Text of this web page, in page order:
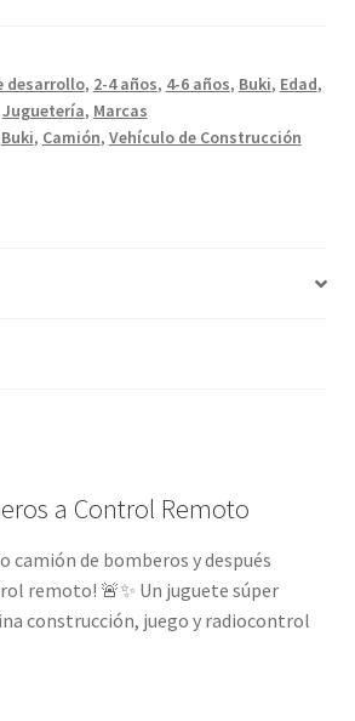
desarrollo, 2-4 años, 4-6 años, Buki, Edad,
Juguetería, Marcas
Buki, Camión, Vehículo de Construcción
a Control Remoto
camión de bomberos y después
remoto! 🚨✨ Un juguete súper
construcción, juego y radiocontrol